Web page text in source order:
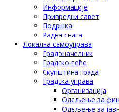
Информације
Привредни савет
Подршка
Радна снага
Локална самоуправа
Градоначелник
Градско веће
Скупштина града
Градска управа
Организација
Одељење за
Одељење за